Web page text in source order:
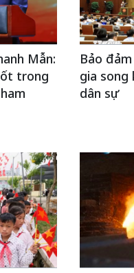
Mẫn:
trong
Bảo
gia song
dân sự